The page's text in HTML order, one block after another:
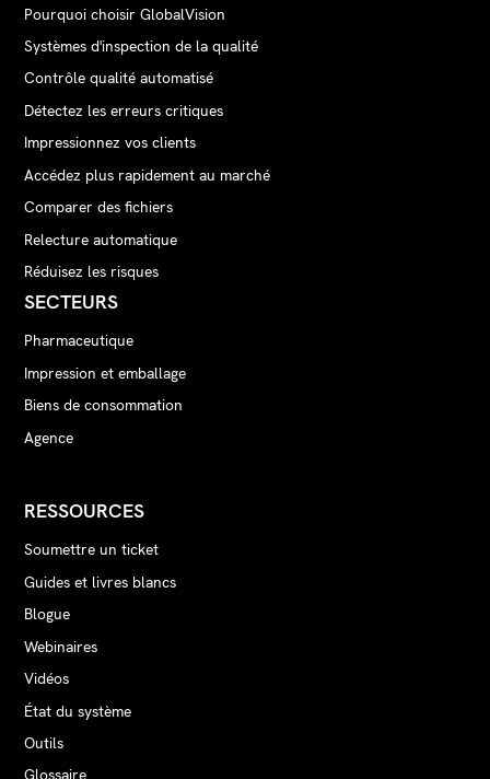
Pourquoi choisir GlobalVision
Systèmes d'inspection de la qualité
Contrôle qualité automatisé
Détectez les erreurs critiques
Impressionnez vos clients
Accédez plus rapidement au marché
Comparer des fichiers
Relecture automatique
Réduisez les risques
SECTEURS
Pharmaceutique
Impression et emballage
Biens de consommation
Agence
RESSOURCES
Soumettre un ticket
Guides et livres blancs
Blogue
Webinaires
Vidéos
État du système
Outils
Glossaire